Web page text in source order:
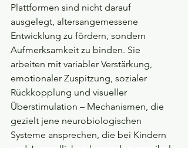
Plattformen sind nicht darauf
ausgelegt, altersangemessene
Entwicklung zu fördern, sondern
Aufmerksamkeit zu binden. Sie
arbeiten mit variabler Verstärkung,
emotionaler Zuspitzung, sozialer
Rückkopplung und visueller
Überstimulation – Mechanismen, die
gezielt jene neurobiologischen
Systeme ansprechen, die bei Kindern